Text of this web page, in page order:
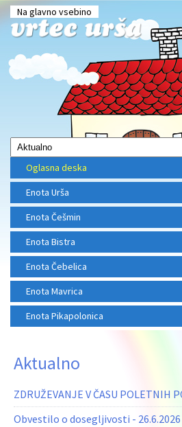
Na glavno vsebino
Oglasna deska
Enota Urša
Enota Češmin
Enota Bistra
Enota Čebelica
Enota Mavrica
Enota Pikapolonica
Aktualno
ZDRUŽEVANJE V ČASU POLETNIH
Obvestilo o dosegljivosti - 26.6.2026